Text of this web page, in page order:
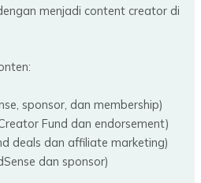
menjadi content creator di
sponsor, dan membership)
Fund dan endorsement)
deals dan affiliate marketing)
dan sponsor)